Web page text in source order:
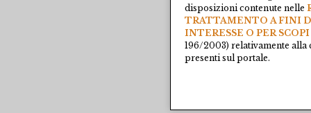
disposizioni contenute nelle
TRATTAMENTO A FINI
INTERESSE O PER
196/2003) relativamente
presenti sul portale.